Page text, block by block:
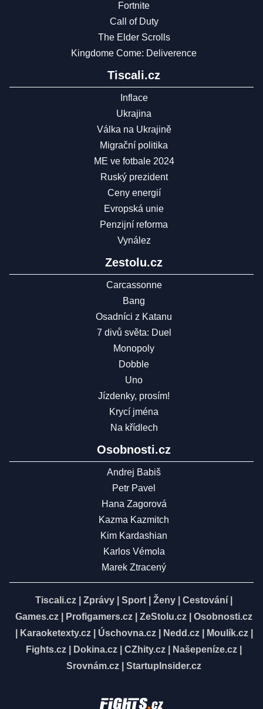
Fortnite
Call of Duty
The Elder Scrolls
Kingdome Come: Deliverence
Tiscali.cz
Inflace
Ukrajina
Válka na Ukrajině
Migrační politika
ME ve fotbale 2024
Ruský prezident
Ceny energií
Evropská unie
Penzijní reforma
Vynález
Zestolu.cz
Carcassonne
Bang
Osadníci z Katanu
7 divů světa: Duel
Monopoly
Dobble
Uno
Jízdenky, prosím!
Krycí jména
Na křídlech
Osobnosti.cz
Andrej Babiš
Petr Pavel
Hana Zagorová
Kazma Kazmitch
Kim Kardashian
Karlos Vémola
Marek Ztracený
Tiscali.cz Zprávy Sport Ženy Cestování
Games.cz
Profigamers.cz ZeStolu.cz
Osobnosti.cz
Karaoketexty.cz| Úschovna.cz| Nedd.cz| Moulík.cz|
Fights.cz
Dokina.cz CZhity.cz Našepeníze.cz
Srovnám.cz
StartupInsider.cz